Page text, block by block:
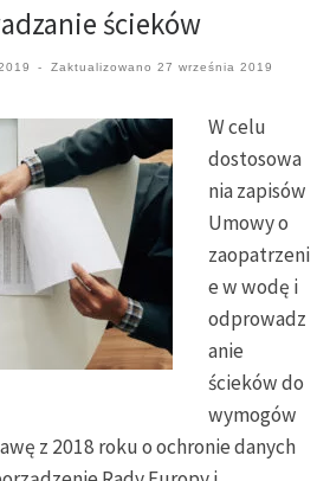
ścieków
- Zaktualizowano 27 września 2019
W celu
dostosowa
nia zapisów
Umowy o
zaopatrzeni
e w wodę i
odprowadz
anie
ścieków do
wymogów
z 2018 roku o ochronie danych